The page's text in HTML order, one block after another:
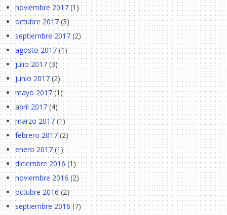
noviembre 2017(1)
octubre 2017 (3)
septiembre 2017(2)
agosto 2017(1)
julio 2017(3)
junio 2017(2)
mayo 2017(1)
abril 2017(4)
marzo 2017(1)
febrero 2017(2)
enero 2017(1)
diciembre 2016(1)
noviembre 2016(2)
octubre 2016 (2)
septiembre 2016(7)